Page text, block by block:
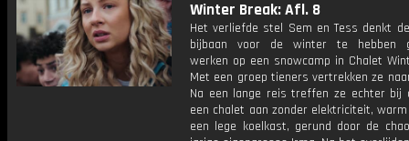
Winter Break: Afl. 8
Het verliefde stel Sem en Tess denkt
bijbaan voor de winter te hebben
werken op een snowcamp in Chalet
Met een groep tieners vertrekken ze
Na een lange reis treffen ze echter bij
een chalet aan zonder elektriciteit,
een lege koelkast, gerund door de